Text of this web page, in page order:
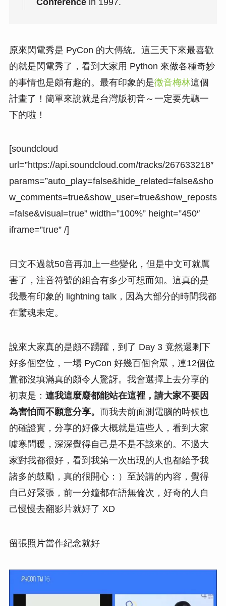
原來閃電秀是 PyCon 的大傳統。這三天下來最喜歡
的就是閃電秀了，看到大家用 Python 來做各種奇妙
的事情也是頗有趣的。最有印象的是徵音梅林這個
計畫了！簡單來說就是台灣版初音～一定要先聽一
下的啦！
[soundcloud
url=”https://api.soundcloud.com/tracks/267633218″
params=”auto_play=false&hide_related=false&sho
w_comments=true&show_user=true&show_reposts
=false&visual=true” width=”100%” height=”450″
iframe=”true” /]
日文不過就50音再加上一些變化，但是中文可就厲
害了，注音符號的組合有多少可想而知。這真的是
我最有印象的 lightning talk，因為大部分的時間我都
在驚魂未定。
說來大家真的是頗不踴躍，到了 Day 3 竟然還剩下
好多個空位，一場 PyCon 好幾百個會眾，連12個位
置都沒填滿真的頗令人驚訝。我會選擇上去分享的
初衷是： 連我這麼廢都能站在這裡，請大家不要因
為害怕而不願意分享。 而我去前面測電腦的時候也
的確證實，分享的好像大概就是這些人，看到大家
噓寒問暖，深深覺得自己是不是不該來的。不過大
家對我都很好，看到我第一次出現的人也都給予我
諸多的鼓勵，真的很開心：）至於講的內容，覺得
自己好緊張，前一分鐘都在語無倫次，好奇的人自
己慢慢去翻影片就好了 XD
留張照片當作紀念就好